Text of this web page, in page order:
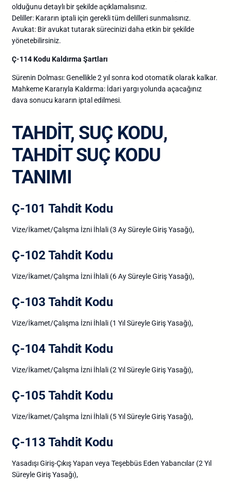
olduğunu detaylı bir şekilde açıklamalısınız.
Deliller: Kararın iptali için gerekli tüm delilleri sunmalısınız.
Avukat: Bir avukat tutarak sürecinizi daha etkin bir şekilde
yönetebilirsiniz.
Ç-114 Kodu Kaldırma Şartları
Sürenin Dolması: Genellikle 2 yıl sonra kod otomatik olarak kalkar.
Mahkeme Kararıyla Kaldırma: İdari yargı yolunda açacağınız
dava sonucu kararın iptal edilmesi.
TAHDİT, SUÇ KODU,
TAHDİT SUÇ KODU
TANIMI
Ç-101 Tahdit Kodu
Vize/İkamet/Çalışma İzni İhlali (3 Ay Süreyle Giriş Yasağı),
Ç-102 Tahdit Kodu
Vize/İkamet/Çalışma İzni İhlali (6 Ay Süreyle Giriş Yasağı),
Ç-103 Tahdit Kodu
Vize/İkamet/Çalışma İzni İhlali (1 Yıl Süreyle Giriş Yasağı),
Ç-104 Tahdit Kodu
Vize/İkamet/Çalışma İzni İhlali (2 Yıl Süreyle Giriş Yasağı),
Ç-105 Tahdit Kodu
Vize/İkamet/Çalışma İzni İhlali (5 Yıl Süreyle Giriş Yasağı),
Ç-113 Tahdit Kodu
Yasadışı Giriş-Çıkış Yapan veya Teşebbüs Eden Yabancılar (2 Yıl
Süreyle Giriş Yasağı),